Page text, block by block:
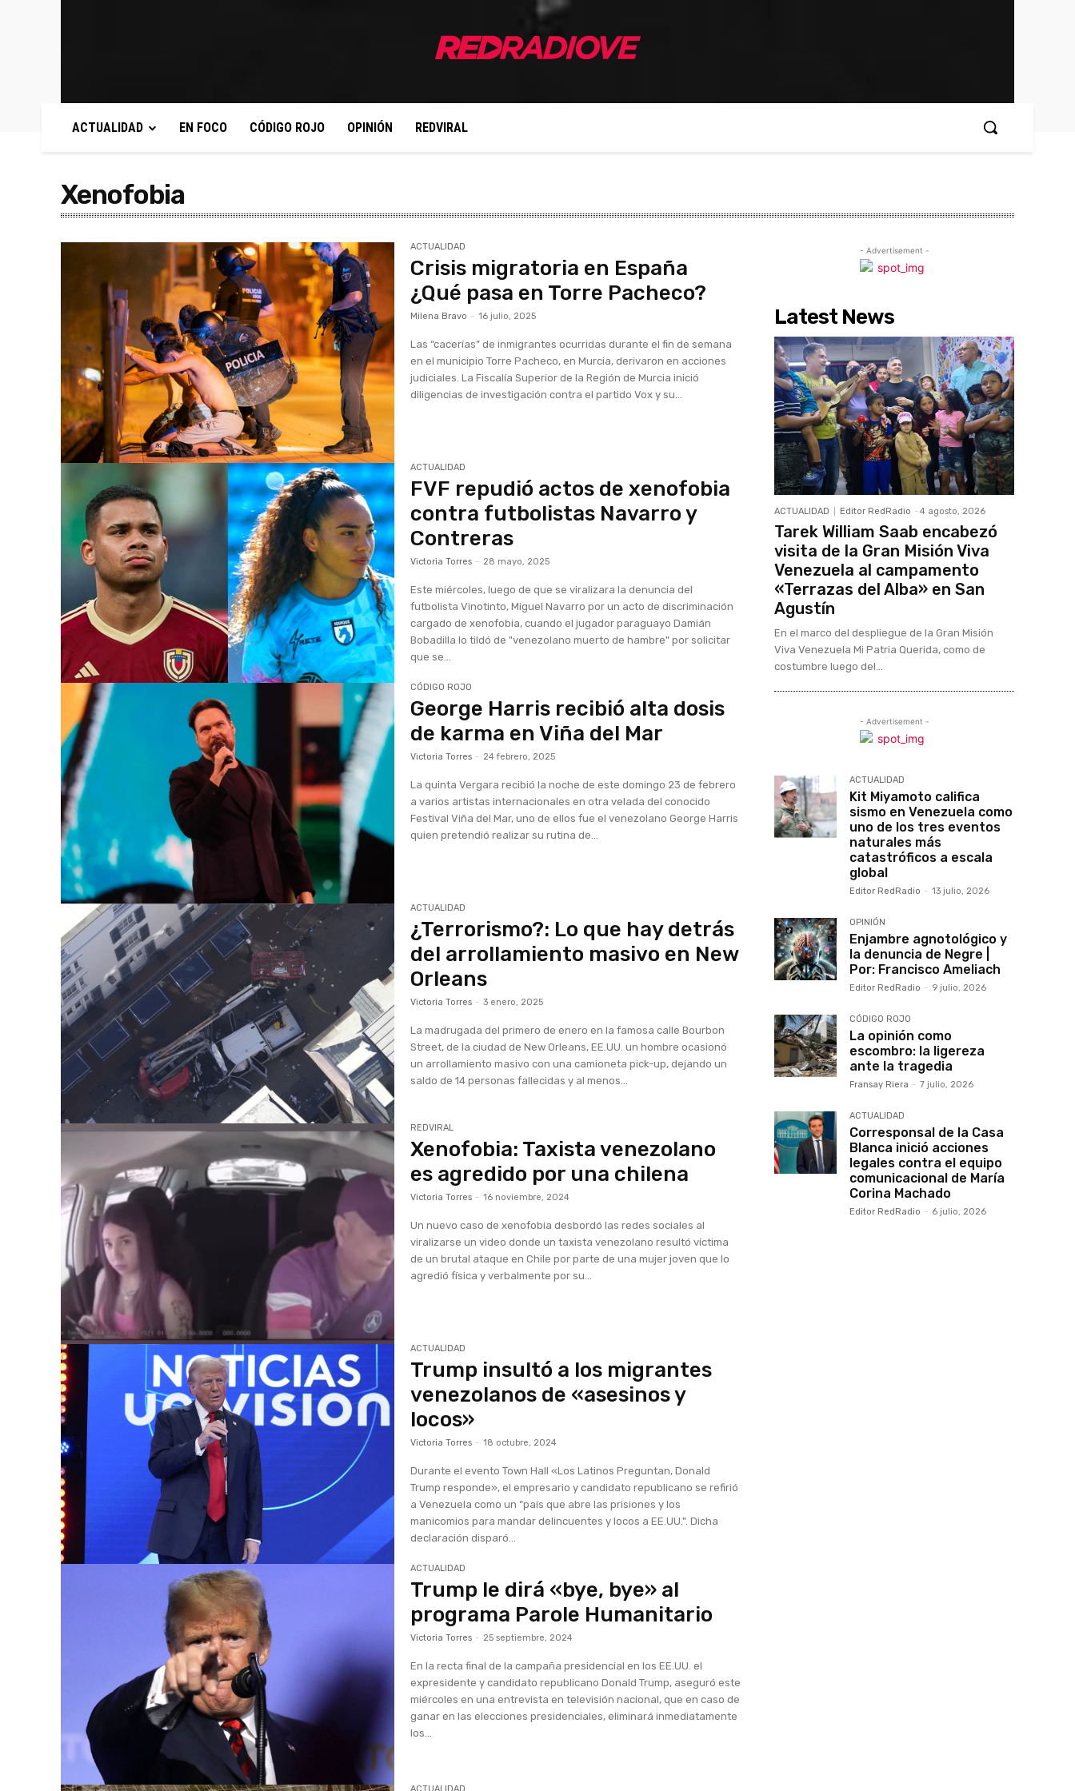
ACTUALIDAD EN FOCO CÓDIGO ROJO OPINIÓN REDVIRAL
Xenofobia
ACTUALIDAD
Crisis migratoria en España
¿Qué pasa en Torre Pacheco?
Milena Bravo - 16 julio, 2025
Las “cacerías” de inmigrantes ocurridas durante el fin de semana
en el municipio Torre Pacheco, en Murcia, derivaron en acciones
judiciales. La Fiscalía Superior de la Región de Murcia inició
diligencias de investigación contra el partido Vox y su...
ACTUALIDAD
FVF repudió actos de xenofobia
contra futbolistas Navarro y
Contreras
Victoria Torres - 28 mayo, 2025
Este miércoles, luego de que se viralizara la denuncia del
futbolista Vinotinto, Miguel Navarro por un acto de discriminación
cargado de xenofobia, cuando el jugador paraguayo Damián
Bobadilla lo tildó de "venezolano muerto de hambre" por solicitar
que se...
CÓDIGO ROJO
George Harris recibió alta dosis
de karma en Viña del Mar
Victoria Torres - 24 febrero, 2025
La quinta Vergara recibió la noche de este domingo 23 de febrero
a varios artistas internacionales en otra velada del conocido
Festival Viña del Mar, uno de ellos fue el venezolano George Harris
quien pretendió realizar su rutina de...
ACTUALIDAD
¿Terrorismo?: Lo que hay detrás
del arrollamiento masivo en New
Orleans
Victoria Torres - 3 enero, 2025
La madrugada del primero de enero en la famosa calle Bourbon
Street, de la ciudad de New Orleans, EE.UU. un hombre ocasionó
un arrollamiento masivo con una camioneta pick-up, dejando un
saldo de 14 personas fallecidas y al menos...
REDVIRAL
Xenofobia: Taxista venezolano
es agredido por una chilena
Victoria Torres - 16 noviembre, 2024
Un nuevo caso de xenofobia desbordó las redes sociales al
viralizarse un video donde un taxista venezolano resultó víctima
de un brutal ataque en Chile por parte de una mujer joven que lo
agredió física y verbalmente por su...
ACTUALIDAD
Trump insultó a los migrantes
venezolanos de «asesinos y
locos»
Victoria Torres - 18 octubre, 2024
Durante el evento Town Hall «Los Latinos Preguntan, Donald
Trump responde», el empresario y candidato republicano se refirió
a Venezuela como un “país que abre las prisiones y los
manicomios para mandar delincuentes y locos a EE.UU.". Dicha
declaración disparó...
ACTUALIDAD
Trump le dirá «bye, bye» al
programa Parole Humanitario
Victoria Torres - 25 septiembre, 2024
En la recta final de la campaña presidencial en los EE.UU. el
expresidente y candidato republicano Donald Trump, aseguró este
miércoles en una entrevista en televisión nacional, que en caso de
ganar en las elecciones presidenciales, eliminará inmediatamente
los...
ACTUALIDAD
- Advertisement -
Latest News
ACTUALIDAD Editor RedRadio - 4 agosto, 2026
Tarek William Saab encabezó
visita de la Gran Misión Viva
Venezuela al campamento
«Terrazas del Alba» en San
Agustín
En el marco del despliegue de la Gran Misión
Viva Venezuela Mi Patria Querida, como de
costumbre luego del...
- Advertisement -
ACTUALIDAD
Kit Miyamoto califica
sismo en Venezuela como
uno de los tres eventos
naturales más
catastróficos a escala
global
Editor RedRadio - 13 julio, 2026
OPINIÓN
Enjambre agnotológico y
la denuncia de Negre |
Por: Francisco Ameliach
Editor RedRadio - 9 julio, 2026
CÓDIGO ROJO
La opinión como
escombro: la ligereza
ante la tragedia
Fransay Riera - 7 julio, 2026
ACTUALIDAD
Corresponsal de la Casa
Blanca inició acciones
legales contra el equipo
comunicacional de María
Corina Machado
Editor RedRadio - 6 julio, 2026